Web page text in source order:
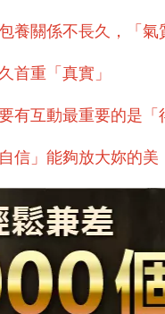
養關係不長久，「氣
首重「真實」
有互動最重要的是「
信」能夠放大妳的美